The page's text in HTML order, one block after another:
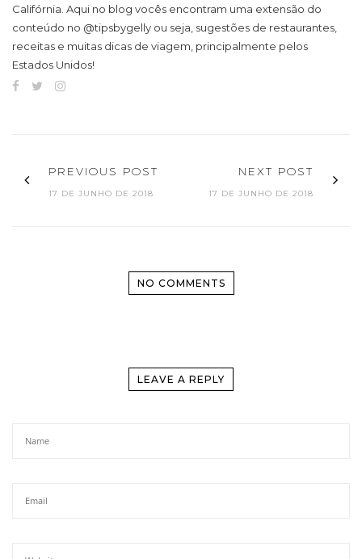
Califórnia. Aqui no blog vocês encontram uma extensão do
conteúdo no @tipsbygelly ou seja, sugestões de restaurantes,
receitas e muitas dicas de viagem, principalmente pelos
Estados Unidos!
PREVIOUS POST
17 DE JUNHO DE 2018
NEXT POST
17 DE JUNHO DE 2018
NO COMMENTS
LEAVE A REPLY